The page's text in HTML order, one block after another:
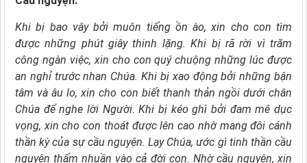
Khi bị bao vây bởi muôn tiếng ồn ào,xin cho con tìm
được những phút giây thinh lặng.Khi bị rã rời vì trăm
công ngàn việc,xin cho con quý chuộng những lúcđược
an nghỉ trước nhan Chúa.Khi bị xao động bởi những bận
tâm và âu lo,xin cho con biết thanh thản ngồi dưới chân
Chúa để nghe lời Người.Khi bị kéo ghì bởi đam mê dục
vọng,xin cho con thoát được lên cao nhờ mang đôi cánh
thần kỳ của sự cầu nguyện. Lạy Chúa,ước gì tinh thần cầu
nguyệnthấm nhuần vào cả đời con. Nhờ cầu nguyện,xin